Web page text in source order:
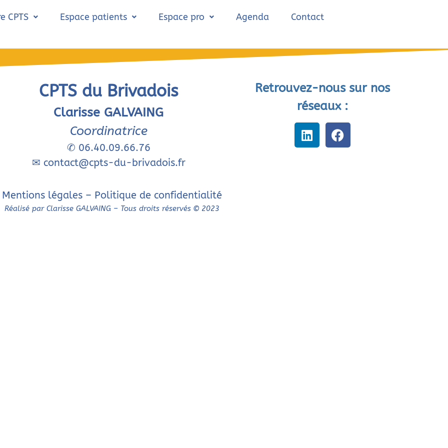
CPTS Espace patients Espace pro Agenda Contact
CPTS du Brivadois
Clarisse GALVAING
Coordinatrice
✆ 06.40.09.66.76
✉ contact@cpts-du-brivadois.fr
Retrouvez-nous sur nos
réseaux :
Mentions légales – Politique de confidentialité
Réalisé par Clarisse GALVAING – Tous droits réservés © 2023